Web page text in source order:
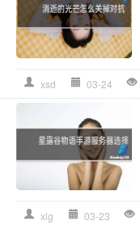
xsd 03-24
xlg 03-23